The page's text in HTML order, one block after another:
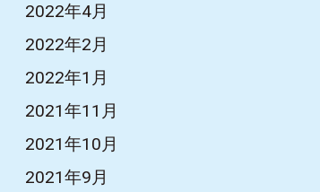
2022年4月
2022年2月
2022年1月
2021年11月
2021年10月
2021年9月